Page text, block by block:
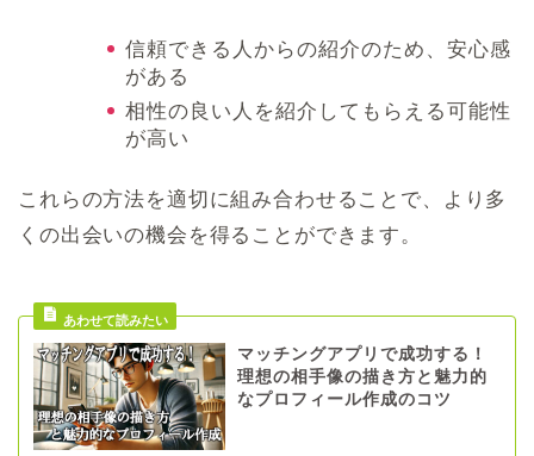
信頼できる人からの紹介のため、安心感
がある
相性の良い人を紹介してもらえる可能性
が高い
これらの方法を適切に組み合わせることで、より多
くの出会いの機会を得ることができます。
マッチングアプリで成功する！
理想の相手像の描き方と魅力的
なプロフィール作成のコツ